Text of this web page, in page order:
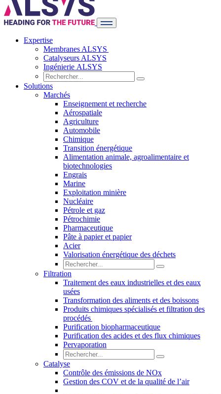
Expertise
Membranes ALSYS
Catalyseurs ALSYS
Ingénierie ALSYS
Solutions
Marchés
Enseignement et recherche
Aérospatiale
Agriculture
Automobile
Chimique
Transition énergétique
Alimentation animale, agroalimentaire et
biotechnologies
Engrais
Marine
Exploitation minière
Nucléaire
Pétrole et gaz
Pétrochimie
Pharmaceutique
Pâte à papier et papier
Acier
Valorisation énergétique des déchets
Filtration
Traitement des eaux industrielles et des eaux
usées
Transformation des aliments et des boissons
Produits chimiques spécialisés et filtration des
procédés
Purification biopharmaceutique
Purification des acides et des flux chimiques
Pervaporation
Catalyse
Contrôle des émissions de NOx
Gestion des COV et de la qualité de l’air